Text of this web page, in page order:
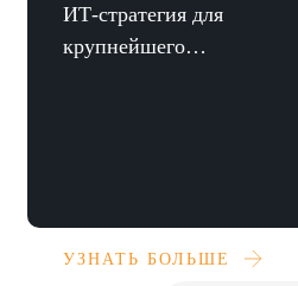
ИТ-стратегия для
крупнейшего
УЗНАТЬ БОЛЬШЕ